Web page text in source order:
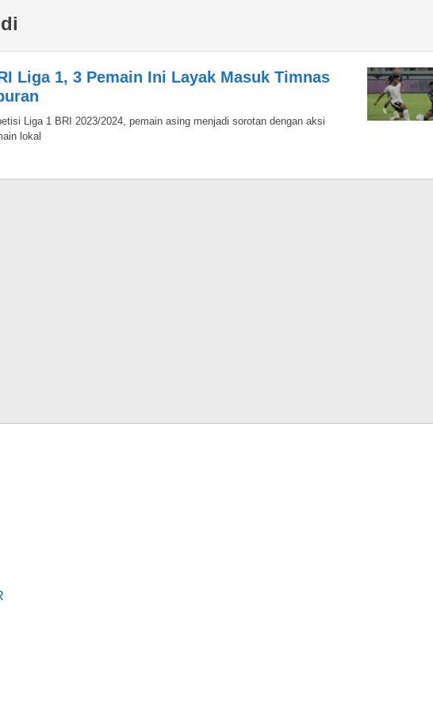
Liga 1, 3 Pemain Ini Layak Masuk Timnas
Liga 1 BRI 2023/2024, pemain asing menjadi sorotan dengan aksi
lokal